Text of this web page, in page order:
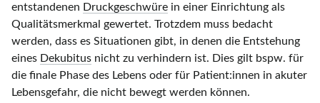
entstandenen Druckgeschwüre in einer Einrichtung als
Qualitätsmerkmal gewertet. Trotzdem muss bedacht
werden, dass es Situationen gibt, in denen die Entstehung
eines Dekubitus nicht zu verhindern ist. Dies gilt bspw. für
die finale Phase des Lebens oder für Patient:innen in akuter
Lebensgefahr, die nicht bewegt werden können.